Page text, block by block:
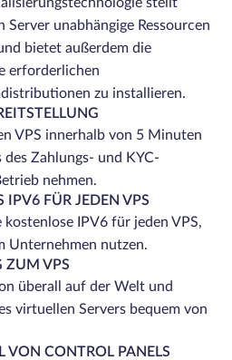
Server unabhängige Ressourcen
bietet außerdem die
erforderlichen
zu installieren.
VPS innerhalb von 5 Minuten
des Zahlungs- und KYC-
nehmen.
IPV6 FÜR JEDEN VPS
IPV6 für jeden VPS,
Unternehmen nutzen.
ZUM VPS
überall auf der Welt und
virtuellen Servers bequem von
VON CONTROL PANELS